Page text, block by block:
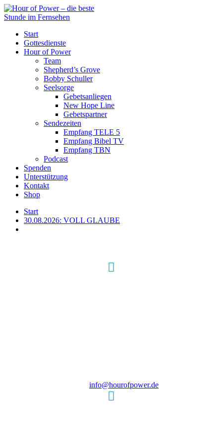
Start
Gottesdienste
Hour of Power
Team
Shepherd’s Grove
Bobby Schuller
Seelsorge
Gebetsanliegen
New Hope Line
Gebetspartner
Sendezeiten
Empfang TELE 5
Empfang Bibel TV
Empfang TBN
Podcast
Spenden
Unterstützung
Kontakt
Shop
Start
30.08.2026: VOLL GLAUBE
info@hourofpower.de